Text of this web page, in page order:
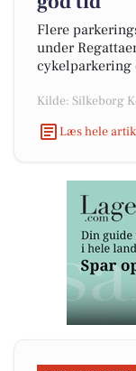
Flere
under
Kilde: Silkeborg
Læs hele